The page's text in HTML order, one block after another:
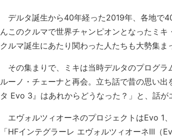
デルタ誕生から40年経った2019年、各地で
んこのクルマで世界チャンピオンとなったミ
クルマ誕生にあたり関わった人たちも大勢集ま
その集まりで、ミキは当時デルタのプログラ
ルーノ・チェーナと再会。立ち話で昔の思い
タ Evo 3』はあれからどうなった？」と、話が
エヴォルツィオーネのプロジェクトはEvo 1
「HFインテグラーレ エヴォルツィオーネIII（